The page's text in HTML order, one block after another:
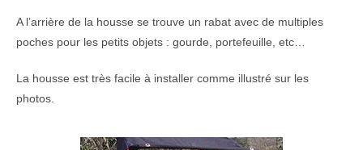
A l’arrière de la housse se trouve un rabat avec de multiples
poches pour les petits objets : gourde, portefeuille, etc…
La housse est très facile à installer comme illustré sur les
photos.